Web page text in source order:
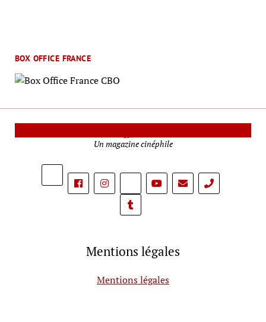
BOX OFFICE FRANCE
Un magazine cinéphile
phone
Mentions légales
Mentions légales